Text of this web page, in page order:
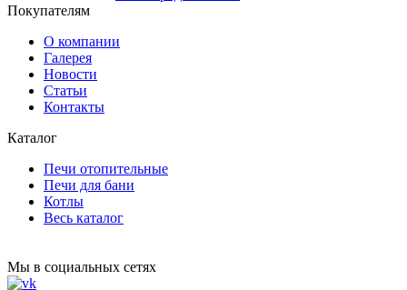
Покупателям
О компании
Галерея
Новости
Статьи
Контакты
Каталог
Печи отопительные
Печи для бани
Котлы
Весь каталог
Мы в социальных сетях